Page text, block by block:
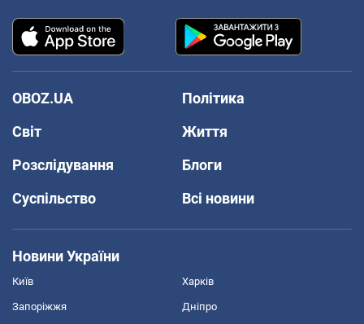
OBOZ.UA
Політика
Світ
Життя
Розслідування
Блоги
Суспільство
Всі новини
Новини України
Київ Харків
Запоріжжя Дніпро